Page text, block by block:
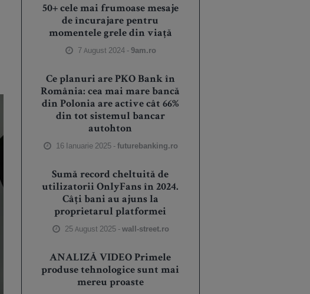
50+ cele mai frumoase mesaje
de încurajare pentru
momentele grele din viață
7 August 2024 -9am.ro
Ce planuri are PKO Bank în
România: cea mai mare bancă
din Polonia are active cât 66%
din tot sistemul bancar
autohton
16 Ianuarie 2025 -futurebanking.ro
Sumă record cheltuită de
utilizatorii OnlyFans în 2024.
Câți bani au ajuns la
proprietarul platformei
25 August 2025 -wall-street.ro
ANALIZĂ VIDEO Primele
produse tehnologice sunt mai
mereu proaste